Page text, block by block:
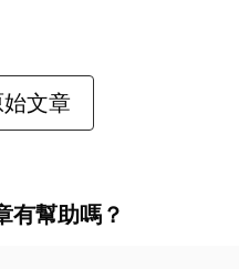
文章
有幫助嗎？